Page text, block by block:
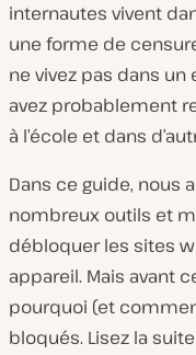
internautes vivent
une forme de
ne vivez pas dans un
avez probablement
à l’école et dans
Dans ce guide, nous
nombreux outils et
débloquer les sites
appareil. Mais avant
pourquoi (et
bloqués. Lisez la